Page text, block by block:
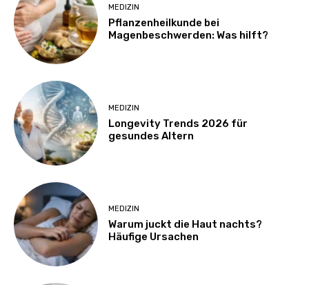
MEDIZIN
Pflanzenheilkunde bei
Magenbeschwerden: Was hilft?
MEDIZIN
Longevity Trends 2026 für
gesundes Altern
MEDIZIN
Warum juckt die Haut nachts?
Häufige Ursachen